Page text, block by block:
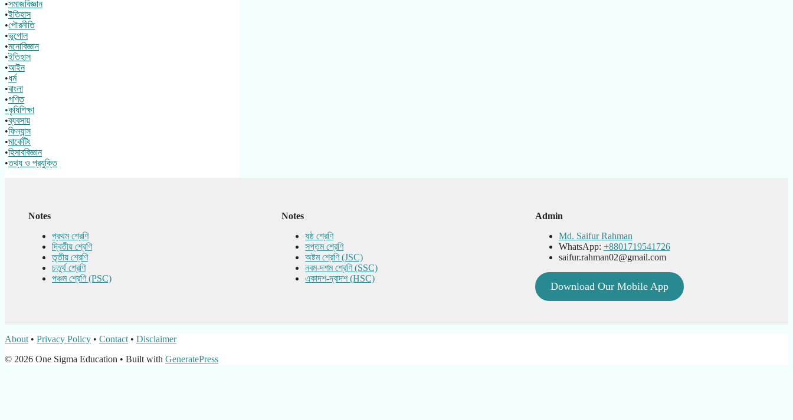
•সমাজবিজ্ঞান
•ইতিহাস
•পৌরনীতি
•ভূগোল
•মনোবিজ্ঞান
•ইতিহাস
•আইন
•ধর্ম
•বাংলা
•গণিত
•কৃষিশিক্ষা
•ব্যবসায়
•ফিন্যান্স
•মার্কেটিং
•হিসাববিজ্ঞান
•তথ্য ও প্রযুক্তি
Notes
প্রথম শ্রেণি
দ্বিতীয় শ্রেণি
তৃতীয় শ্রেণি
চতুর্থ শ্রেণি
পঞ্চম শ্রেণি (PSC)
Notes
ষষ্ঠ শ্রেণি
সপ্তম শ্রেণি
অষ্টম শ্রেণি (JSC)
নবম-দশম শ্রেণি (SSC)
একাদশ-দ্বাদশ (HSC)
Admin
Md. Saifur Rahman
WhatsApp: +8801719541726
saifur.rahman02@gmail.com
Download Our Mobile App
About • Privacy Policy • Contact • Disclaimer
© 2026 One Sigma Education • Built with GeneratePress